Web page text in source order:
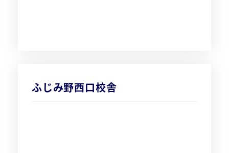
ふじみ野西口校舎